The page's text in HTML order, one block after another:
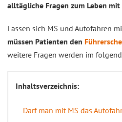
alltägliche Fragen zum Leben
Lassen sich MS und Autofahren
müssen Patienten den
weitere Fragen werden im
Inhaltsverzeichnis:
Darf man mit MS das